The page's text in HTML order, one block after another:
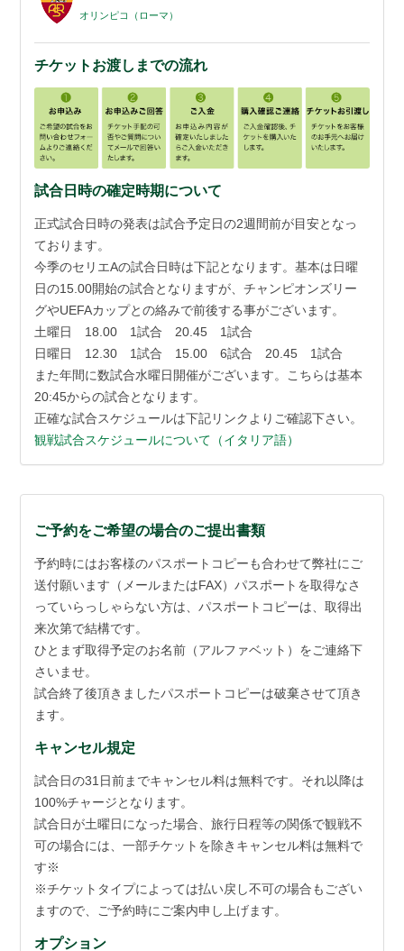
オリンピコ（ローマ）
チケットお渡しまでの流れ
試合日時の確定時期について
正式試合日時の発表は試合予定日の2週間前が目安となっ
ております。
今季のセリエAの試合日時は下記となります。基本は日曜
日の15.00開始の試合となりますが、チャンピオンズリー
グやUEFAカップとの絡みで前後する事がございます。
土曜日 18.00 1試合 20.45 1試合
日曜日 12.30 1試合 15.00 6試合 20.45 1試合
また年間に数試合水曜日開催がございます。こちらは基本
20:45からの試合となります。
正確な試合スケジュールは下記リンクよりご確認下さい。
観戦試合スケジュールについて（イタリア語）
ご予約をご希望の場合のご提出書類
予約時にはお客様のパスポートコピーも合わせて弊社にご
送付願います（メールまたはFAX）パスポートを取得なさ
っていらっしゃらない方は、パスポートコピーは、取得出
来次第で結構です。
ひとまず取得予定のお名前（アルファベット）をご連絡下
さいませ。
試合終了後頂きましたパスポートコピーは破棄させて頂き
ます。
キャンセル規定
試合日の31日前までキャンセル料は無料です。それ以降は
100%チャージとなります。
試合日が土曜日になった場合、旅行日程等の関係で観戦不
可の場合には、一部チケットを除きキャンセル料は無料で
す※
※チケットタイプによっては払い戻し不可の場合もござい
ますので、ご予約時にご案内申し上げます。
オプション